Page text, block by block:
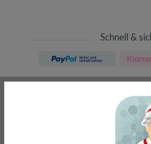
Schnell &
meist direkt aus
30 Tage Rückgaberecht
ohne Risiko bestellen